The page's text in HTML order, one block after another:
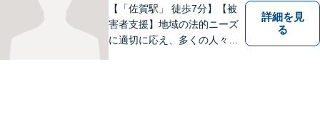
【「佐賀駅」 徒歩7分】【被
害者支援】地域の法的ニーズ
に適切に応え、多くの人々の
詳細を見
る